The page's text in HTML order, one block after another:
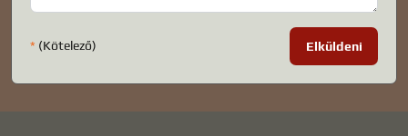
* (Kötelező) Elküldeni